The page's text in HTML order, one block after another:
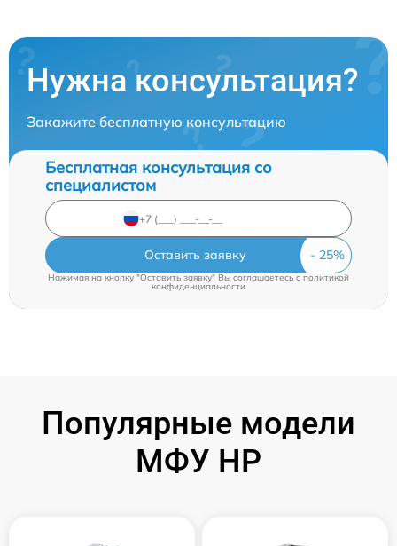
Нужна консультация?
Закажите бесплатную консультацию
Бесплатная консультация со
специалистом
Оставить заявку
Нажимая на кнопку "Оставить заявку" Вы соглашаетесь cполитикой
конфиденциальности
Популярные модели
МФУ HP